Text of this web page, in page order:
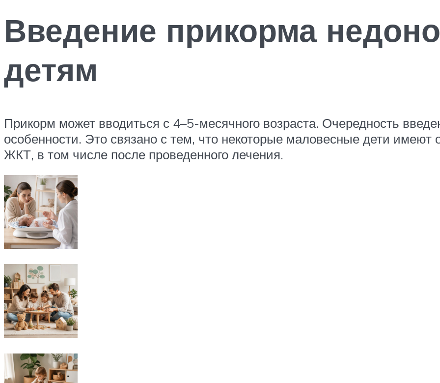
Введение прикорма
детям
Прикорм может вводиться с 4–5-месячного возраста. Очередность
особенности. Это связано с тем, что некоторые маловесные дети
ЖКТ, в том числе после проведенного лечения.